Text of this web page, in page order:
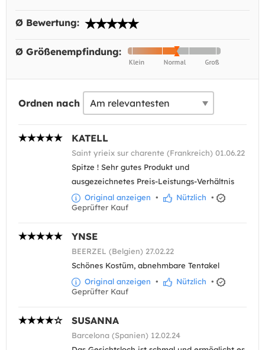
Ø Bewertung:
Ø Größenempfindung:
Ordnen nach
KATELL
Saint yrieix sur charente (Frankreich) 01.06.22
Spitze ! Sehr gutes Produkt und
ausgezeichnetes Preis-Leistungs-Verhältnis
Original anzeigen • Nützlich •
Geprüfter Kauf
YNSE
BEERZEL (Belgien) 27.02.22
Schönes Kostüm, abnehmbare Tentakel
Original anzeigen • Nützlich •
Geprüfter Kauf
SUSANNA
Barcelona (Spanien) 12.02.24